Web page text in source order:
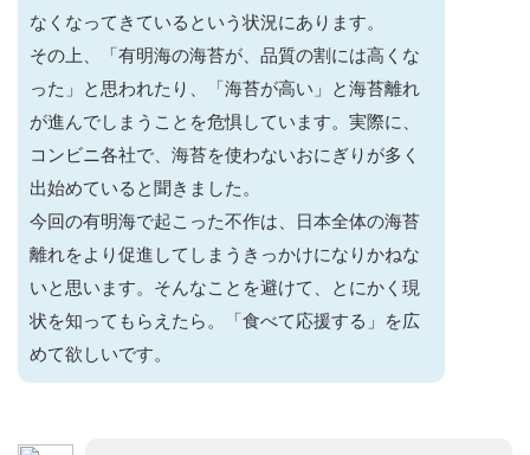
なくなってきているという状況にあります。
その上、「有明海の海苔が、品質の割には高くな
った」と思われたり、「海苔が高い」と海苔離れ
が進んでしまうことを危惧しています。実際に、
コンビニ各社で、海苔を使わないおにぎりが多く
出始めていると聞きました。
今回の有明海で起こった不作は、日本全体の海苔
離れをより促進してしまうきっかけになりかねな
いと思います。そんなことを避けて、とにかく現
状を知ってもらえたら。「食べて応援する」を広
めて欲しいです。